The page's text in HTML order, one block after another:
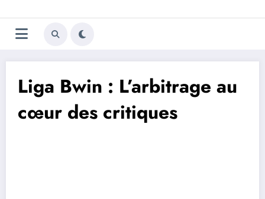
au
contenu
Trivela
L'actualité du football
Liga Bwin : L’arbitrage au
cœur des critiques